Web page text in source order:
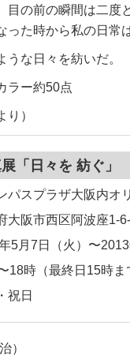
目の前の瞬間は二度
った時から私の日常
うな日々を紡いだ。
ラー約50点
り）
「日々を 紡ぐ」
パスプラザ大阪内オ
大阪市西区阿波座1-
5月7日（火）〜2013
18時（最終日15時ま
祝日
）